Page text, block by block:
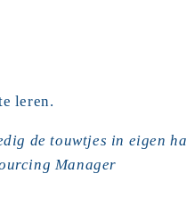
leren.
de touwtjes in eigen
Manager